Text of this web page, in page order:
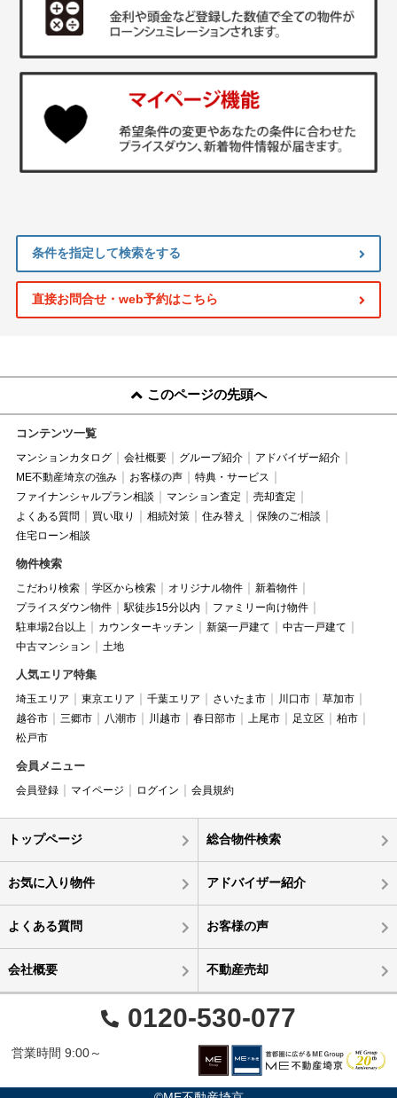
条件を指定して検索をする
直接お問合せ・web予約はこちら
このページの先頭へ
コンテンツ一覧
マンションカタログ 会社概要 グループ紹介
アドバイザー紹介
ME不動産埼京の強み
お客様の声
特典・サービス
ファイナンシャルプラン相談
マンション査定
売却査定
よくある質問
買い取り 相続対策 住み替え
保険のご相談
住宅ローン相談
物件検索
こだわり検索 学区から検索 オリジナル物件
新着物件
プライスダウン物件
駅徒歩15分以内
ファミリー向け物件
駐車場2台以上
カウンターキッチン 新築一戸建て
中古一戸建て
中古マンション
土地
人気エリア特集
埼玉エリア 東京エリア 千葉エリア さいたま市 川口市
草加市
越谷市
三郷市 八潮市 川越市 春日部市 上尾市 足立区
柏市
松戸市
会員メニュー
会員登録 マイページ ログイン 会員規約
トップページ 総合物件検索
お気に入り物件 アドバイザー紹介
よくある質問 お客様の声
会社概要 不動産売却
0120-530-077
営業時間 9:00～